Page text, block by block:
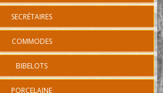
SECRÉTAIRES
COMMODES
BIBELOTS
PORCELAINE